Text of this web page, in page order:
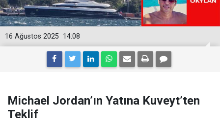
14:08
16 Ağustos 2025
Michael Jordan’ın Yatına Kuveyt’ten
Teklif